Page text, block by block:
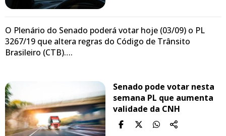
O Plenário do Senado poderá votar hoje (03/09) o PL
3267/19 que altera regras do Código de Trânsito
Brasileiro (CTB)….
Senado pode votar nesta
semana PL que aumenta
validade da CNH